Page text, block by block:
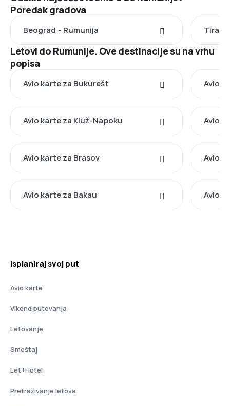
Poredak gradova
Beograd - Rumunija
Letovi do Rumunije. Ove destinacije su na vrhu
popisa
Avio karte za Bukurešt Avio
Avio karte za Kluž-Napoku Avio
Avio karte za Brasov Avio
Avio karte za Bakau Avio
Isplaniraj svoj put
Avio karte
Vikend putovanja
Letovanje
Smeštaj
Let+Hotel
Pretraživanje letova